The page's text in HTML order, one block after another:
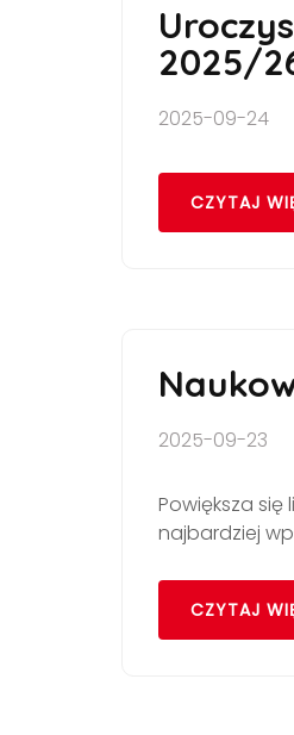
2025/
2025-09-24
CZYTAJ
2025-09-23
Powiększa
najbardziej
CZYTAJ